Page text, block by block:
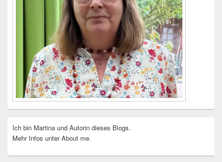
Ich bin Martina und Autorin dieses Blogs.
Mehr Infos unter About me.